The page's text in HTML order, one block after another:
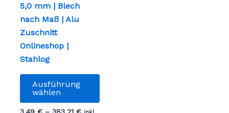
5,0 mm | Blech
nach Maß | Alu
Zuschnitt
Onlineshop |
Stahlog
Ausführung
wählen
Dieses
weist
3,49€ –383,21€